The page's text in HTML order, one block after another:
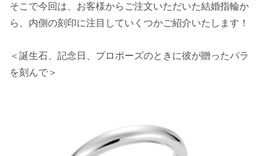
そこで今回は、お客様からご注文いただいた結婚指輪か
ら、内側の刻印に注目していくつかご紹介いたします！
＜誕生石、記念日、プロポーズのときに彼が贈ったバラ
を刻んで＞